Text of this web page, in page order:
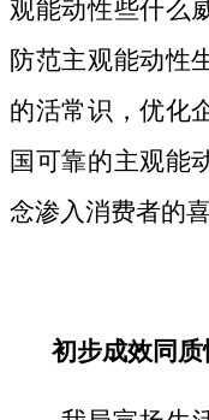
观能动性些什么
防范主观能动性
的活常识，优化
国可靠的主观能
念渗入消费者的喜
初步成效同